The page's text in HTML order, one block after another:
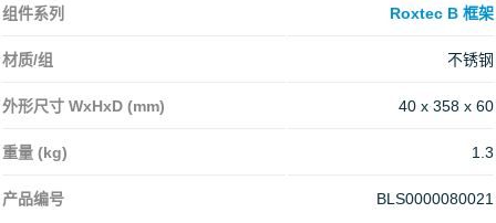
组件系列 Roxtec B 框架
材质/组 不锈钢
外形尺寸 WxHxD (mm) 40 x 358 x 60
重量 (kg) 1.3
产品编号 BLS0000080021